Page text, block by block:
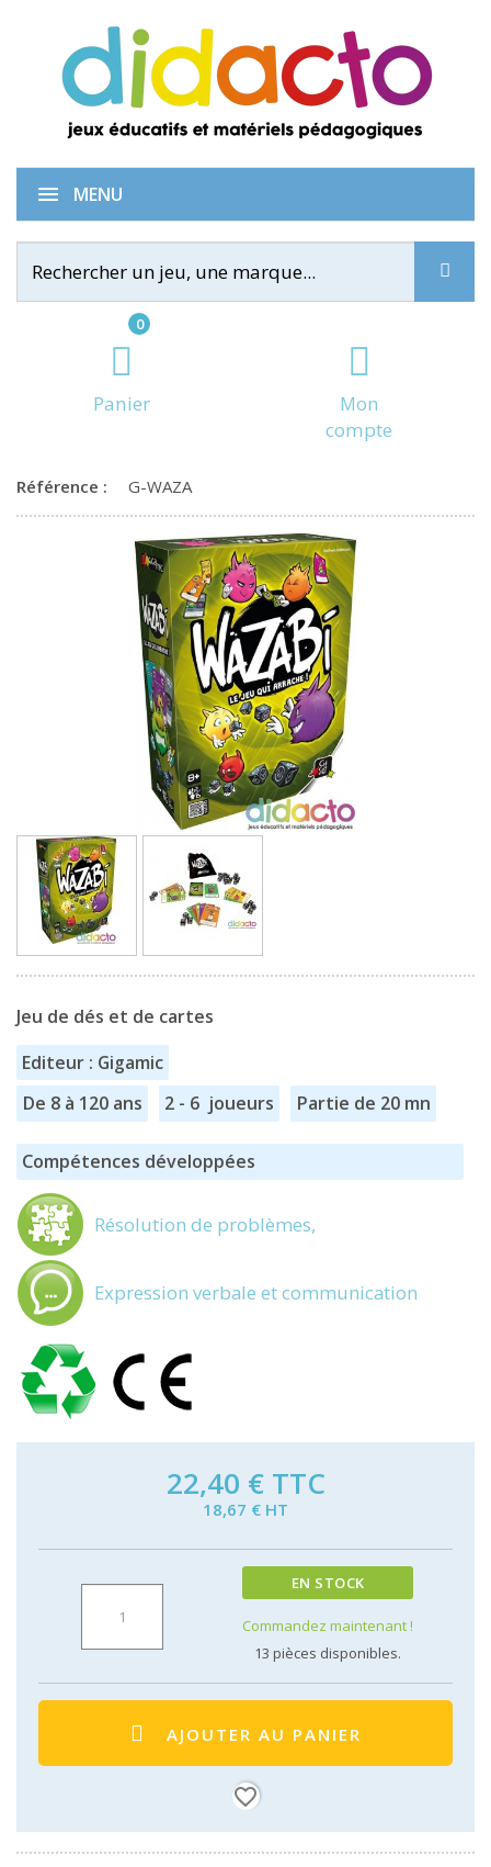
0
Panier
Mon
compte
MENU
Wazabi
Référence : G-WAZA
Jeu de dés et de cartes
Editeur : Gigamic
De 8 à 120 ans
2 - 6 joueurs Partie de 20 mn
Compétences développées
Résolution de problèmes,
Expression verbale et communication
22,40 € TTC
18,67 € HT
EN STOCK
Commandez maintenant !
13 pièces disponibles.
AJOUTER AU PANIER
favorite_border